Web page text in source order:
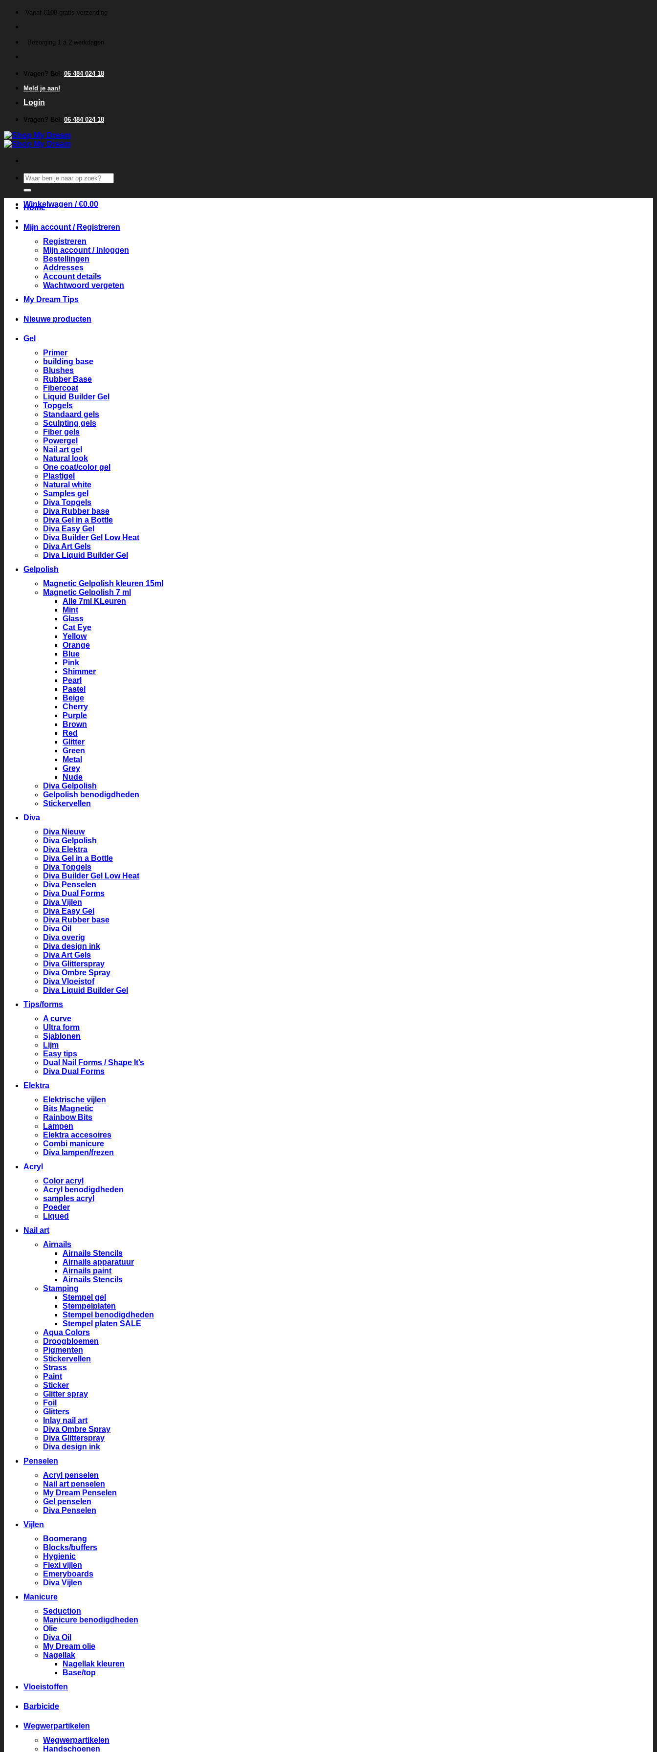
inhoud
Vanaf €100 gratis verzending
Bezorging 1 á 2 werkdagen
Vragen? Bel: 06 484 024 18
Meld je aan!
Login
Vragen? Bel: 06 484 024 18
Zoeken
naar:
Winkelwagen /€0.00
Home
Mijn account / Registreren
Registreren
Mijn account / Inloggen
Bestellingen
Addresses
Account details
Wachtwoord vergeten
My Dream Tips
Nieuwe producten
Gel
Primer
building base
Blushes
Rubber Base
Fibercoat
Liquid Builder Gel
Topgels
Standaard gels
Sculpting gels
Fiber gels
Powergel
Nail art gel
Natural look
One coat/color gel
Plastigel
Natural white
Samples gel
Diva Topgels
Diva Rubber base
Diva Gel in a Bottle
Diva Easy Gel
Diva Builder Gel Low Heat
Diva Art Gels
Diva Liquid Builder Gel
Gelpolish
Magnetic Gelpolish kleuren 15ml
Magnetic Gelpolish 7 ml
Alle 7ml KLeuren
Mint
Glass
Cat Eye
Yellow
Orange
Blue
Pink
Shimmer
Pearl
Pastel
Beige
Cherry
Purple
Brown
Red
Glitter
Green
Metal
Grey
Nude
Diva Gelpolish
Gelpolish benodigdheden
Stickervellen
Diva
Diva Nieuw
Diva Gelpolish
Diva Elektra
Diva Gel in a Bottle
Diva Topgels
Diva Builder Gel Low Heat
Diva Penselen
Diva Dual Forms
Diva Vijlen
Diva Easy Gel
Diva Rubber base
Diva Oil
Diva overig
Diva design ink
Diva Art Gels
Diva Glitterspray
Diva Ombre Spray
Diva Vloeistof
Diva Liquid Builder Gel
Tips/forms
A curve
Ultra form
Sjablonen
Lijm
Easy tips
Dual Nail Forms / Shape It’s
Diva Dual Forms
Elektra
Elektrische vijlen
Bits Magnetic
Rainbow Bits
Lampen
Elektra accesoires
Combi manicure
Diva lampen/frezen
Acryl
Color acryl
Acryl benodigdheden
samples acryl
Poeder
Liqued
Nail art
Airnails
Airnails Stencils
Airnails apparatuur
Airnails paint
Airnails Stencils
Stamping
Stempel gel
Stempelplaten
Stempel benodigdheden
Stempel platen SALE
Aqua Colors
Droogbloemen
Pigmenten
Stickervellen
Strass
Paint
Sticker
Glitter spray
Foil
Glitters
Inlay nail art
Diva Ombre Spray
Diva Glitterspray
Diva design ink
Penselen
Acryl penselen
Nail art penselen
My Dream Penselen
Gel penselen
Diva Penselen
Vijlen
Boomerang
Blocks/buffers
Hygienic
Flexi vijlen
Emeryboards
Diva Vijlen
Manicure
Seduction
Manicure benodigdheden
Olie
Diva Oil
My Dream olie
Nagellak
Nagellak kleuren
Base/top
Vloeistoffen
Barbicide
Wegwerpartikelen
Wegwerpartikelen
Handschoenen